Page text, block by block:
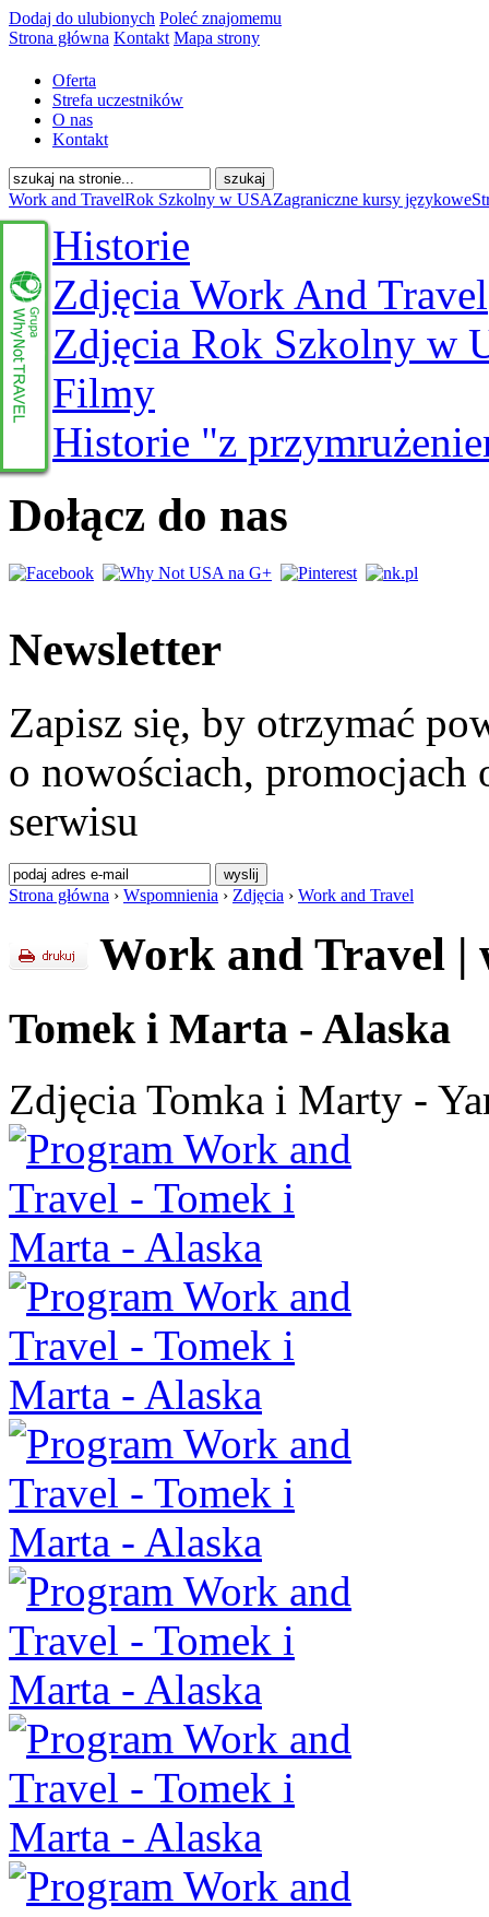
Dodaj do ulubionych Poleć znajomemu
Strona główna Kontakt Mapa strony
Oferta
Strefa uczestników
O nas
Kontakt
Work and TravelRok Szkolny w USAZagraniczne kursy językowe
Historie
Zdjęcia Work And Travel
Zdjęcia Rok Szkolny w
Filmy
Historie "z
Dołącz do nas
Newsletter
Zapisz się, by otrzymać
o nowościach, promocjach
serwisu
Strona główna › Wspomnienia › Zdjęcia › Work and Travel
Work and Travel |
Tomek i Marta - Alaska
Zdjęcia Tomka i Marty -
www.whynottravel.pl